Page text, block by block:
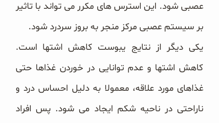
عصبی شود. این استرس های مکرر می تواند با تاثیر
بر سیستم عصبی مرکز منجر به بروز سردرد شود.
یکی دیگر از نتایج یبوست کاهش اشتها است.
کاهش اشتها و عدم توانایی در خوردن غذاها حتی
غذاهای مورد علاقه، معمولا به دلیل احساس درد و
ناراحتی در ناحیه شکم ایجاد می شود. پس افراد